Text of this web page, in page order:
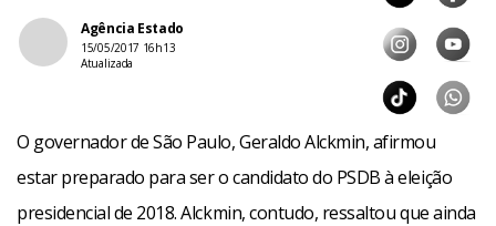
Agência Estado
15/05/2017 16h13
Atualizada
O governador de São Paulo, Geraldo Alckmin, afirmou
estar preparado para ser o candidato do PSDB à eleição
presidencial de 2018. Alckmin, contudo, ressaltou que ainda